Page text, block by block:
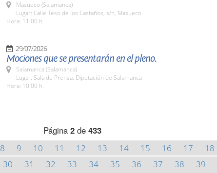
Masueco (Salamanca)
Lugar: Calle Teso de los Castaños, s/n, Masueco.
Hora: 11:00 h.
29/07/2026
Mociones que se presentarán en el pleno.
Salamanca (Salamanca)
Lugar: Sala de Prensa. Diputación de Salamanca
Hora: 10:00 h.
Página 2de 433
8 9 10 11 12 13 14 15 16 17 18
30 31 32 33 34 35 36 37 38 39